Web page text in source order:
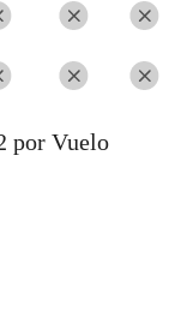
por Vuelo